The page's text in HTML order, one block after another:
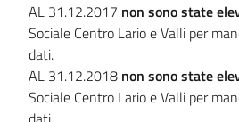
AL 31.12.2017 non sono state
Sociale Centro Lario e Valli per
dati.
AL 31.12.2018 non sono state
Sociale Centro Lario e Valli per